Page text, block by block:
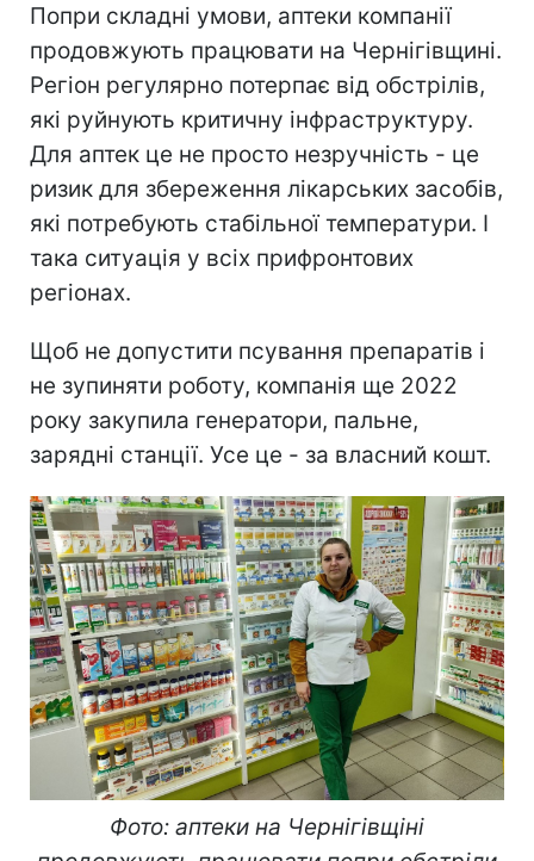
Попри складні умови, аптеки компанії
продовжують працювати на Чернігівщині.
Регіон регулярно потерпає від обстрілів,
які руйнують критичну інфраструктуру.
Для аптек це не просто незручність - це
ризик для збереження лікарських засобів,
які потребують стабільної температури. І
така ситуація у всіх прифронтових
регіонах.
Щоб не допустити псування препаратів і
не зупиняти роботу, компанія ще 2022
року закупила генератори, пальне,
зарядні станції. Усе це - за власний кошт.
Фото: аптеки на Чернігівщіні